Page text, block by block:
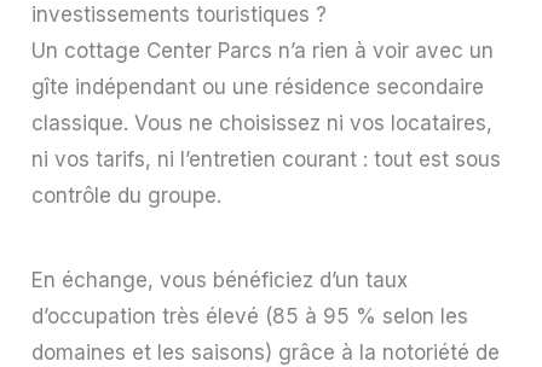
investissements touristiques ?
Un cottage Center Parcs n’a rien à voir avec un
gîte indépendant ou une résidence secondaire
classique. Vous ne choisissez ni vos locataires,
ni vos tarifs, ni l’entretien courant : tout est sous
contrôle du groupe.
En échange, vous bénéficiez d’un taux
d’occupation très élevé (85 à 95 % selon les
domaines et les saisons) grâce à la notoriété de